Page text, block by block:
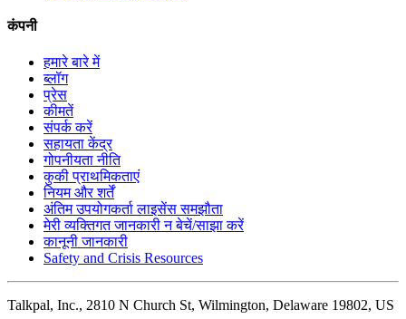
कंपनी
हमारे बारे में
ब्लॉग
प्रेस
कीमतें
संपर्क करें
सहायता केंद्र
गोपनीयता नीति
कुकी प्राथमिकताएं
नियम और शर्तें
अंतिम उपयोगकर्ता लाइसेंस समझौता
मेरी व्यक्तिगत जानकारी न बेचें/साझा करें
कानूनी जानकारी
Safety and Crisis Resources
Talkpal, Inc., 2810 N Church St, Wilmington, Delaware 19802, US